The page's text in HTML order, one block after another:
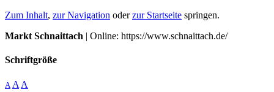
Zum Inhalt, zur Navigation oderzur Startseite springen.
Markt Schnaittach | Online: https://www.schnaittach.de/
Schriftgröße
A A A